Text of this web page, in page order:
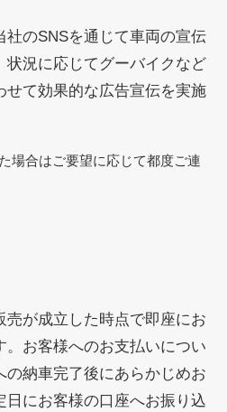
社のSNSを通じて車両の宣伝
状況に応じてグーバイクなど
せて効果的な広告宣伝を実施
場合はご要望に応じて都度ご連
売が成立した時点で即座にお
。お客様へのお支払いについ
の納車完了後にあらかじめお
日にお客様の口座へお振り込